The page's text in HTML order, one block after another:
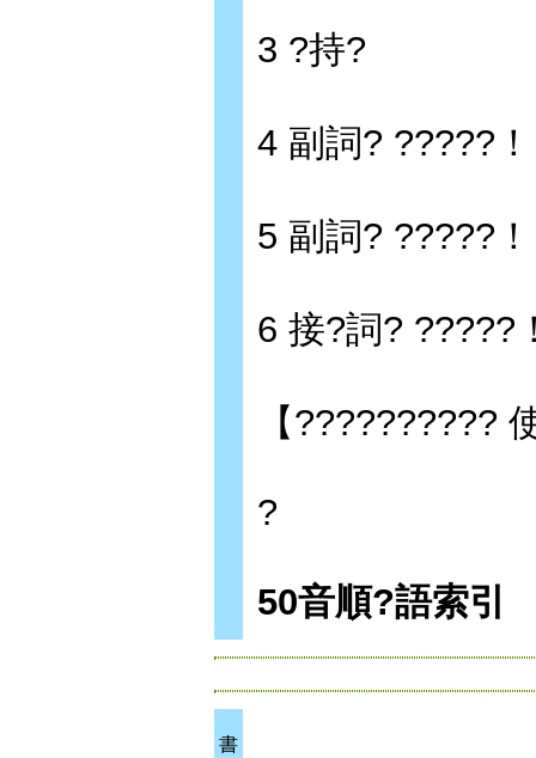
3 ?持?
4 副詞? ?????
5 副詞? ?????
6 接?詞? ?????
【
?
50音順?語索引
書